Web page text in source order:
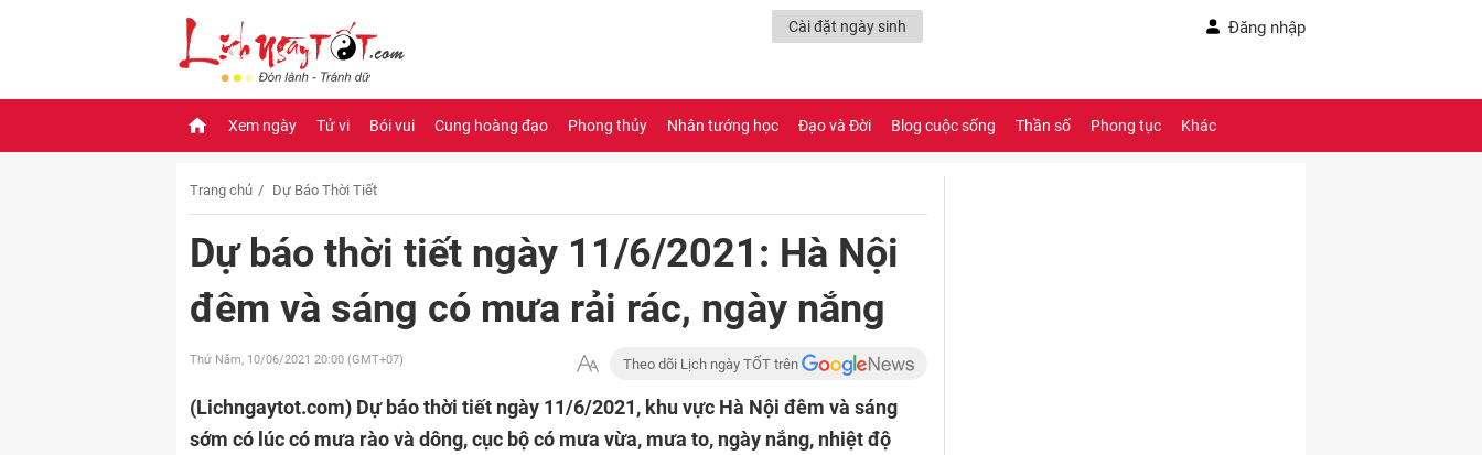
Cài đặt ngày sinh Đăng nhập
Xem ngày Tử vi Bói vui Cung hoàng đạo Phong thủy Nhân tướng học Đạo và Đời Blog cuộc sống Thần số Phong tục Khác
Trang chủ Dự Báo Thời Tiết
Dự báo thời tiết ngày 11/6/2021: Hà Nội
đêm và sáng có mưa rải rác, ngày nắng
Thứ Năm, 10/06/2021 20:00 (GMT+07) Theo dõi Lịch ngày TỐT trên
(Lichngaytot.com) Dự báo thời tiết ngày 11/6/2021, khu vực Hà Nội đêm và sáng
sớm có lúc có mưa rào và dông, cục bộ có mưa vừa, mưa to, ngày nắng, nhiệt độ